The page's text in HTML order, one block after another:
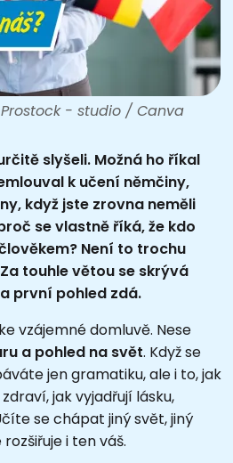
- studio / Canva
slyšeli. Možná ho říkal
k učení němčiny,
když jste zrovna neměli
se vlastně říká, že kdo
Není to trochu
touhle větou se skrývá
první pohled zdá.
vzájemné domluvě. Nese
a pohled na svět. Když se
jen gramatiku, ale i to, jak
jak vyjadřují lásku,
se chápat jiný svět, jiný
i ten váš.